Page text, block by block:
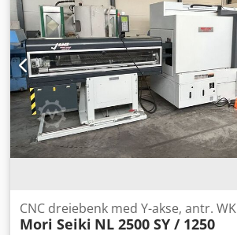
CNC dreiebenk med Y-akse, antr. WK
Mori Seiki NL 2500 SY / 1250